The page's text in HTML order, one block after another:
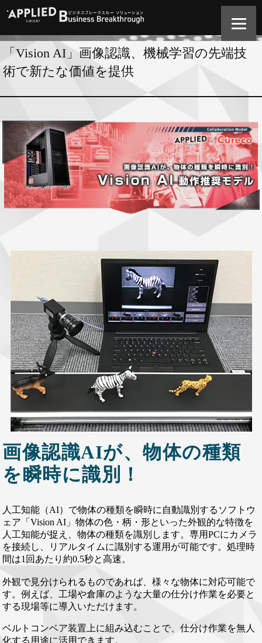
「Vision AI」画像認識、機械学習の先端技
術で新たな価値を提供
画像認識AIが、物体の種類
を瞬時に識別！
人工知能（AI）で物体の種類を瞬時に自動識別するソフトウ
ェア「Vision AI」物体の色・柄・形といった外観的な特徴を
人工知能が捉え、物体の種類を識別します。専用PCにカメラ
を接続し、リアルタイムに識別する運用が可能です。処理時
間は1回あたり約0.5秒と高速。
外観で見分けられるものであれば、様々な物体に対応可能で
す。例えば、工場や倉庫のような大量の仕分け作業を必要と
する現場等に導入いただけます。
ベルトコンベア装置上に組み込むことで、仕分け作業を無人
化する用途に活用できます。